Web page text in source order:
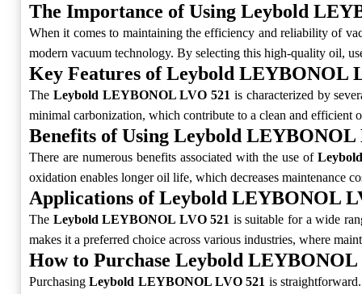
The Importance of Using Leybold
When it comes to maintaining the efficiency and reliability of
modern vacuum technology. By selecting this high-quality oil,
Key Features of Leybold LEYBONOL
The Leybold LEYBONOL LVO 521 is characterized by
minimal carbonization, which contribute to a clean and efficient
Benefits of Using Leybold LEYBONOL
There are numerous benefits associated with the use of
oxidation enables longer oil life, which decreases maintenance
Applications of Leybold LEYBONOL
The Leybold LEYBONOL LVO 521 is suitable for a wide
makes it a preferred choice across various industries, where
How to Purchase Leybold LEYBONOL
PurchasingLeybold LEYBONOL LVO 521 is